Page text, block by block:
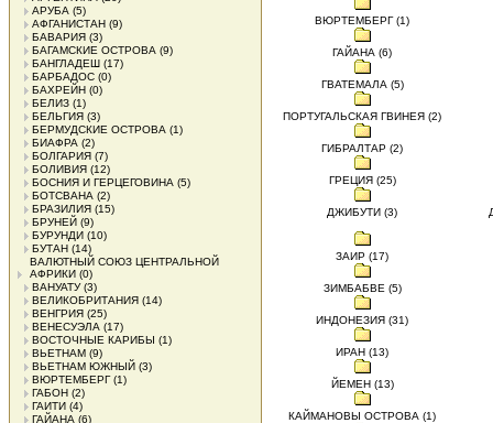
АРУБА (5)
АФГАНИСТАН (9)
БАВАРИЯ (3)
БАГАМСКИЕ ОСТРОВА (9)
БАНГЛАДЕШ (17)
БАРБАДОС (0)
БАХРЕЙН (0)
БЕЛИЗ (1)
БЕЛЬГИЯ (3)
БЕРМУДСКИЕ ОСТРОВА (1)
БИАФРА (2)
БОЛГАРИЯ (7)
БОЛИВИЯ (12)
БОСНИЯ И ГЕРЦЕГОВИНА (5)
БОТСВАНА (2)
БРАЗИЛИЯ (15)
БРУНЕЙ (9)
БУРУНДИ (10)
БУТАН (14)
ВАЛЮТНЫЙ СОЮЗ ЦЕНТРАЛЬНОЙ
АФРИКИ (0)
ВАНУАТУ(3)
ВЕЛИКОБРИТАНИЯ (14)
ВЕНГРИЯ (25)
ВЕНЕСУЭЛА (17)
ВОСТОЧНЫЕ КАРИБЫ (1)
ВЬЕТНАМ (9)
ВЬЕТНАМ ЮЖНЫЙ (3)
ВЮРТЕМБЕРГ(1)
ГАБОН (2)
ГАИТИ (4)
ГАЙАНА (6)
ВЮРТЕМБЕРГ (1)
ГАЙАНА (6)
ГВАТЕМАЛА (5)
ПОРТУГАЛЬСКАЯ ГВИНЕЯ (2)
ГИБРАЛТАР (2)
ГРЕЦИЯ (25)
ДЖИБУТИ (3)
ЗАИР (17)
ЗИМБАБВЕ (5)
ИНДОНЕЗИЯ (31)
ИРАН (13)
ЙЕМЕН (13)
КАЙМАНОВЫ ОСТРОВА (1)